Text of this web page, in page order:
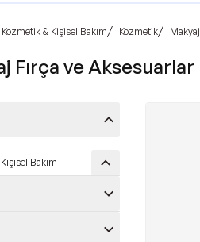
Kozmetik & Kişisel Bakım/ Kozmetik/ Makyaj
Fırça ve Aksesuarlar
Bakım